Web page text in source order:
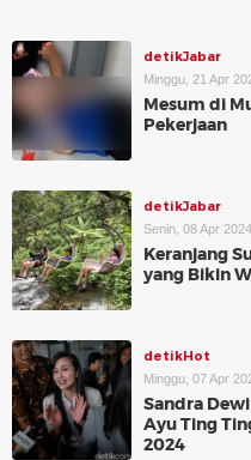
detikJabar
Minggu, 21 Apr
Mesum di
Pekerjaan
detikJabar
Senin, 08 Apr
Keranjang
yang Bikin
detikHot
Minggu, 07 Apr
Sandra
Ayu Ting
2024